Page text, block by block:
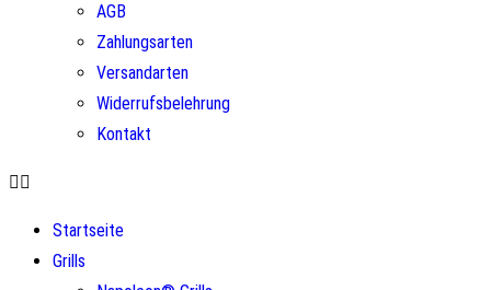
AGB
Zahlungsarten
Versandarten
Widerrufsbelehrung
Kontakt
Startseite
Grills